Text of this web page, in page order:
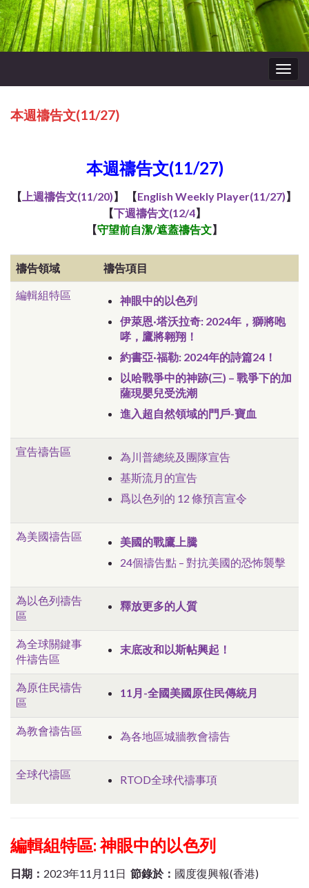
本週禱告文(11/27)
本週禱告文(11/27)
【 上週禱告文(11/20)】 【English Weekly Player(11/27)】
【下週禱告文(12/4】
【守望前自潔/遮蓋禱告文】
禱告領域 禱告項目
編輯組特區
神眼中的以色列
伊萊恩·塔沃拉奇: 2024年，獅將咆
哮，鷹將翱翔！
約書亞·福勒: 2024年的詩篇24！
以哈戰爭中的神跡(三) – 戰爭下的加
薩現嬰兒受洗潮
進入超自然領域的門戶-寶血
宣告禱告區
為川普總統及團隊宣告
基斯流月的宣告
爲以色列的 12 條預言宣令
為美國禱告區
美國的戰鷹上騰
24個禱告點 – 對抗美國的恐怖襲擊
為以色列禱告
區
釋放更多的人質
為全球關鍵事
件禱告區
末底改和以斯帖興起！
為原住民禱告
區
11月-全國美國原住民傳統月
為教會禱告區 為各地區城牆教會禱告
全球代禱區 RTOD全球代禱事項
編輯組特區:神眼中的以色列
日期： 2023年11月11日 節錄於： 國度復興報(香港)